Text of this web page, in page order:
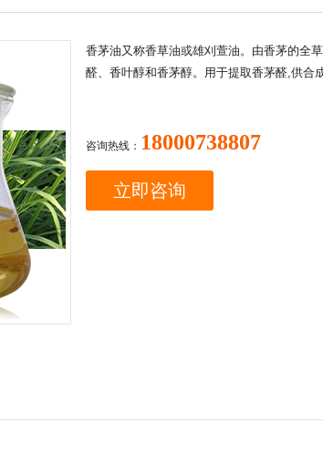
香茅油又称香草油或雄刈萱油。由香茅的全
醛、香叶醇和香茅醇。用于提取香茅醛,供合
咨询热线： 18000738807
立即咨询